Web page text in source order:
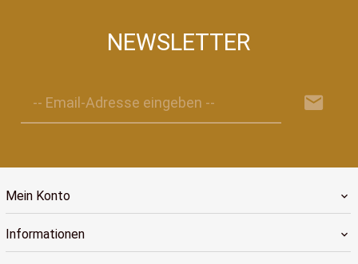
NEWSLETTER
-- Email-Adresse eingeben --
Mein Konto
Informationen